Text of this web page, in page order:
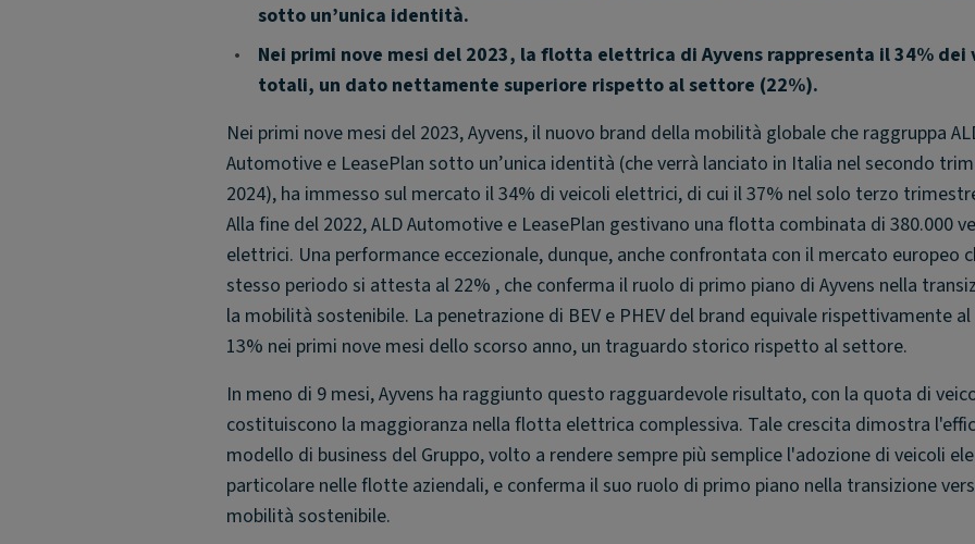
sotto un’unica identità.
•
Nei primi nove mesi del 2023, la flotta elettrica di Ayvens rappresenta il 34% dei
totali, un dato nettamente superiore rispetto al settore (22%).
Nei primi nove mesi del 2023, Ayvens, il nuovo brand della mobilità globale che raggruppa
Automotive e LeasePlan sotto un’unica identità (che verrà lanciato in Italia nel secondo
2024), ha immesso sul mercato il 34% di veicoli elettrici, di cui il 37% nel solo terzo
Alla fine del 2022, ALD Automotive e LeasePlan gestivano una flotta combinata di 380.000
elettrici. Una performance eccezionale, dunque, anche confrontata con il mercato europeo
stesso periodo si attesta al 22% , che conferma il ruolo di primo piano di Ayvens nella
la mobilità sostenibile. La penetrazione di BEV e PHEV del brand equivale rispettivamente
13% nei primi nove mesi dello scorso anno, un traguardo storico rispetto al settore.
In meno di 9 mesi, Ayvens ha raggiunto questo ragguardevole risultato, con la quota di
costituiscono la maggioranza nella flotta elettrica complessiva. Tale crescita dimostra
modello di business del Gruppo, volto a rendere sempre più semplice l'adozione di veicoli
particolare nelle flotte aziendali, e conferma il suo ruolo di primo piano nella transizione
mobilità sostenibile.